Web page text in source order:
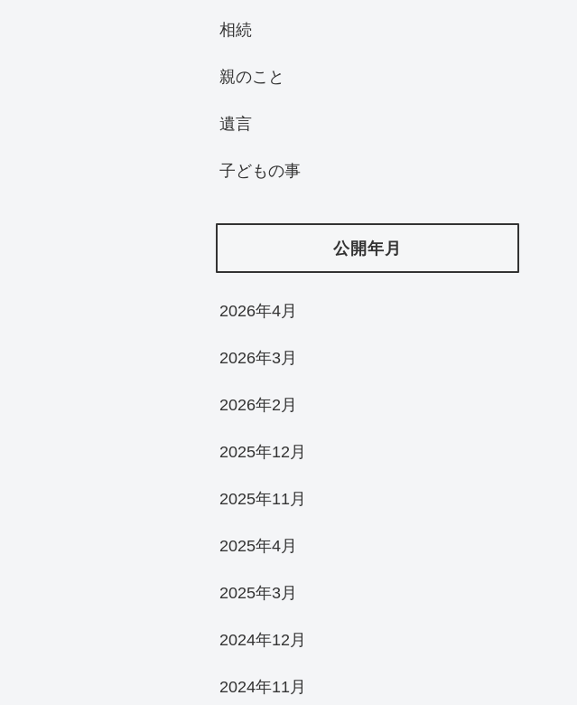
相続
親のこと
遺言
子どもの事
公開年月
2026年4月
2026年3月
2026年2月
2025年12月
2025年11月
2025年4月
2025年3月
2024年12月
2024年11月